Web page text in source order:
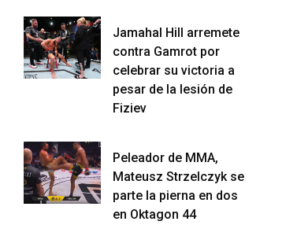
Jamahal Hill arremete
contra Gamrot por
celebrar su victoria a
pesar de la lesión de
Fiziev
Peleador de MMA,
Mateusz Strzelczyk se
parte la pierna en dos
en Oktagon 44